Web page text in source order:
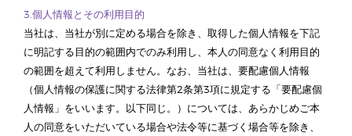
3.個人情報とその利用目的
当社は、当社が別に定める場合を除き、取得した個人情報を下記
に明記する目的の範囲内でのみ利用し、本人の同意なく利用目的
の範囲を超えて利用しません。なお、当社は、要配慮個人情報
（個人情報の保護に関する法律第2条第3項に規定する「要配慮個
人情報」をいいます。以下同じ。）については、あらかじめご本
人の同意をいただいている場合や法令等に基づく場合等を除き、